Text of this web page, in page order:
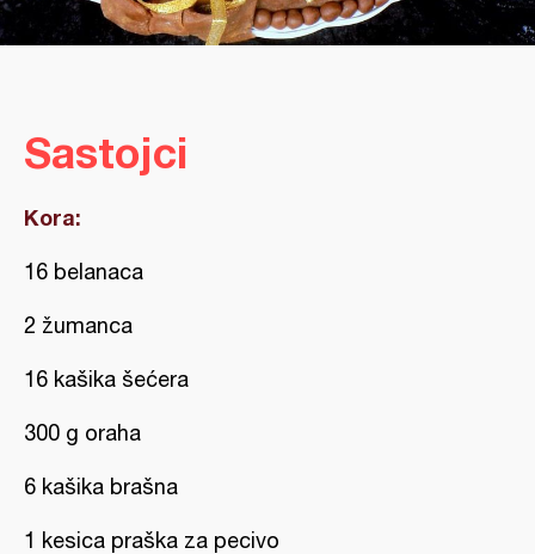
Sastojci
Kora:
16 belanaca
2 žumanca
16 kašika šećera
300 g oraha
6 kašika brašna
1 kesica praška za pecivo